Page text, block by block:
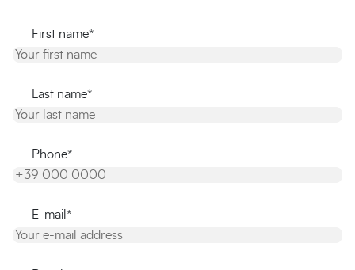
First name*
Last name*
Phone*
E-mail*